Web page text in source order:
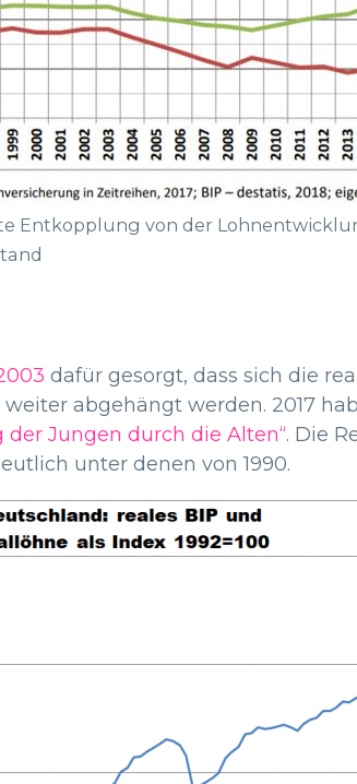
Entkopplung von der
dafür gesorgt, dass sich die
abgehängt werden. 2017
der Jungen durch die Alten“. Die
unter denen von 1990.